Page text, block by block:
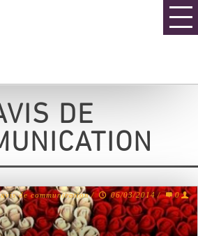
DE
avis de communication / 06/03/2014 / 0